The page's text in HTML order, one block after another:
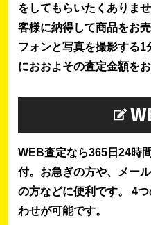
をしてもらいたくありま
客様に納得して商品をお
フォンと写真を撮影する
におおよその査定金額を
WEB査定なら365日24時
付。お急ぎの方や、メー
の方などに便利です。 4
わせが可能です。